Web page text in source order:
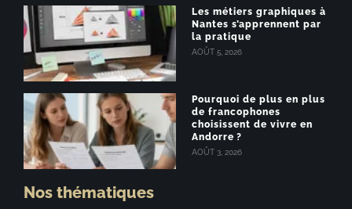
Les métiers graphiques à
Nantes s’apprennent par
la pratique
AOÛT 5, 2026
Pourquoi de plus en plus
de francophones
choisissent de vivre en
Andorre ?
AOÛT 3, 2026
Nos thématiques